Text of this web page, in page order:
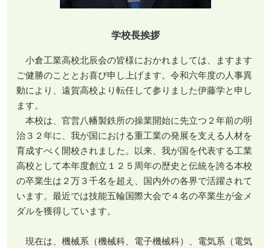
学校長挨拶
小倉工業高校北辰会の皆様におかれましては、ますます
ご健勝のこととお喜び申し上げます。令和六年度の人事異
動により、遠賀高校より転任して参りました伊藤学と申し
ます。
本校は、官営八幡製鉄所の操業開始に先立つ２年前の明
治３２年に、我が国における重工業の発展を支える人材を
育成すべく開校されました。以来、我が国を代表する工業
高校として本年度創立１２５周年の歴史と伝統を誇る本校
の卒業生は２万３千名を超え、国内外の各界で活躍されて
います。最近では技能五輪国際大会で４名の卒業生が金メ
ダルを獲得しています。
現在は、機械系（機械科、電子機械科）、電気系（電気